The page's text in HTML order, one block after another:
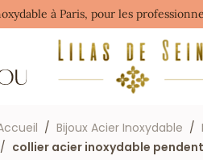
à Paris, pour les
Bijoux Acier Inoxydable
collier acier inoxydable